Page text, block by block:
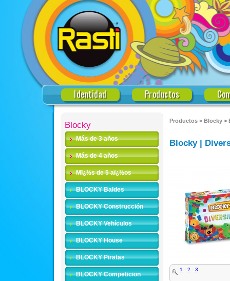
Identidad Productos
Blocky
Más de 3 años
Más de 4 años
Mï¿½s de 5 aï¿½os
BLOCKY Baldes
BLOCKY Construcción
BLOCKY Vehículos
BLOCKY House
BLOCKY Piratas
BLOCKY Competicion
Productos > Blocky >
Blocky |
1 - 2 - 3